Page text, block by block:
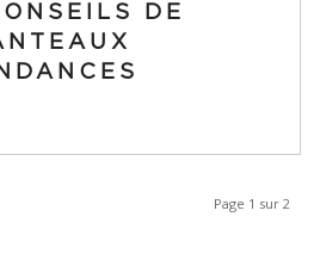
DE
Page 1 sur 2